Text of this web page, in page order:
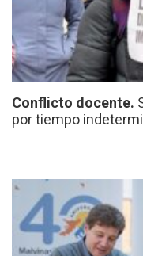
Conflicto docente.
por tiempo